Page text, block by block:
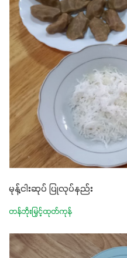
မုန့်ငါးဆုပ် ပြုလုပ်နည်း
တန်ဘိုးမြှင့်ထုတ်ကုန်